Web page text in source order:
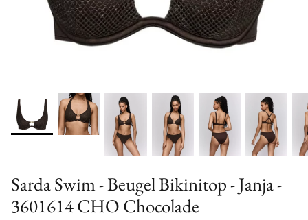
Sarda Swim - Beugel Bikinitop - Janja -
3601614 CHO Chocolade